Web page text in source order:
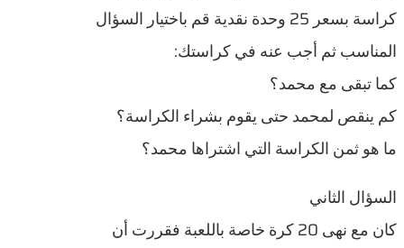
كراسة بسعر 25 وحدة نقدية قم باختيار السؤال
المناسب ثم أجب عنه في كراستك:
كما تبقى مع محمد؟
كم ينقص لمحمد حتى يقوم بشراء الكراسة؟
ما هو ثمن الكراسة التي اشتراها محمد؟
السؤال الثاني
كان مع نهى 20 كرة خاصة باللعبة فقررت أن